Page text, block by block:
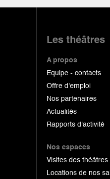
Les théâtres
A propos
Equipe - contacts
Offre d'emploi
Nos partenaires
Actualités
Rapports d'activité
Nos espaces
Visites des théâtres
Locations de nos